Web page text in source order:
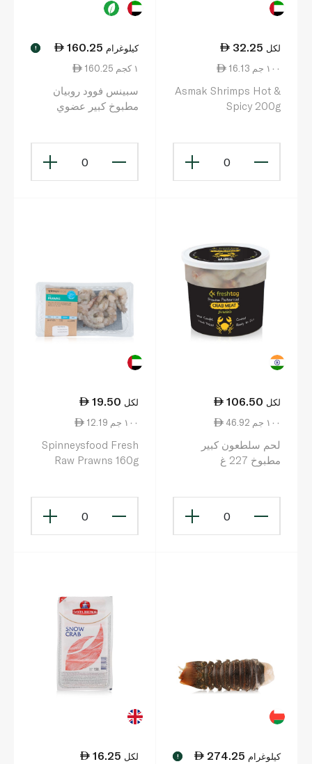
32.25 لكل
16.13 ١٠٠ جم
Asmak Shrimps Hot &
Spicy 200g
0
160.25 كيلوغرام !
160.25 ١ كجم
سبينس فوود روبيان
مطبوخ كبير عضوي
0
106.50 لكل
46.92 ١٠٠ جم
لحم سلطعون كبير
مطبوخ 227 غ
0
19.50 لكل
12.19 ١٠٠ جم
Spinneysfood Fresh
Raw Prawns 160g
0
274.25 كيلوغرام !
16.25 لكل